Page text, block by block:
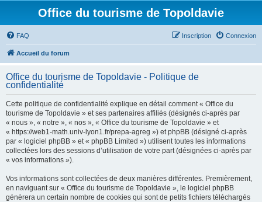
Office du tourisme de Topoldavie
FAQ Connexion
Inscription
Accueil du forum
Office du tourisme de Topoldavie - Politique de
confidentialité
Cette politique de confidentialité explique en détail comment « Office du
tourisme de Topoldavie » et ses partenaires affiliés (désignés ci-après par
« nous », « notre », « nos », « Office du tourisme de Topoldavie » et
« https://web1-math.univ-lyon1.fr/prepa-agreg ») et phpBB (désigné ci-après
par « logiciel phpBB » et « phpBB Limited ») utilisent toutes les informations
collectées lors des sessions d’utilisation de votre part (désignées ci-après par
« vos informations »).
Vos informations sont collectées de deux manières différentes. Premièrement,
en naviguant sur « Office du tourisme de Topoldavie », le logiciel phpBB
génèrera un certain nombre de cookies qui sont de petits fichiers téléchargés